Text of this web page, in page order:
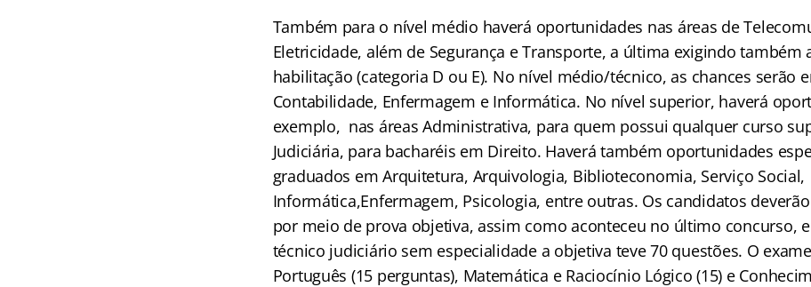
Também para o nível médio haverá oportunidades nas áreas de
Eletricidade, além de Segurança e Transporte, a última exigindo também
habilitação (categoria D ou E). No nível médio/técnico, as chances serão
Contabilidade, Enfermagem e Informática. No nível superior, haverá
exemplo, nas áreas Administrativa, para quem possui qualquer curso
Judiciária, para bacharéis em Direito. Haverá também oportunidades
graduados em Arquitetura, Arquivologia, Biblioteconomia, Serviço Social,
Informática,Enfermagem, Psicologia, entre outras. Os candidatos
por meio de prova objetiva, assim como aconteceu no último concurso,
técnico judiciário sem especialidade a objetiva teve 70 questões. O
Português (15 perguntas), Matemática e Raciocínio Lógico (15) e